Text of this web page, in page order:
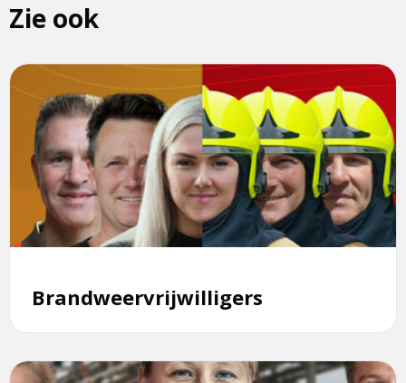
Zie ook
Brandweervrijwilligers
Lees
meer
over
Brandweervrijwilligers
Lees